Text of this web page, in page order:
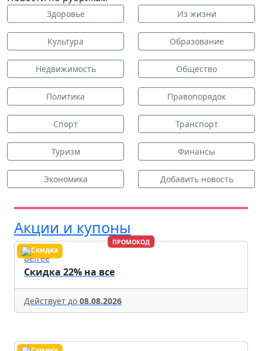
Здоровье Из жизни
Культура Образование
Недвижимость Общество
Политика Правопорядок
Спорт Транспорт
Туризм Финансы
Экономика Добавить новость
Акции и купоны
ПРОМОКОД
Befree
Скидка 22% на все
Действует до 08.08.2026